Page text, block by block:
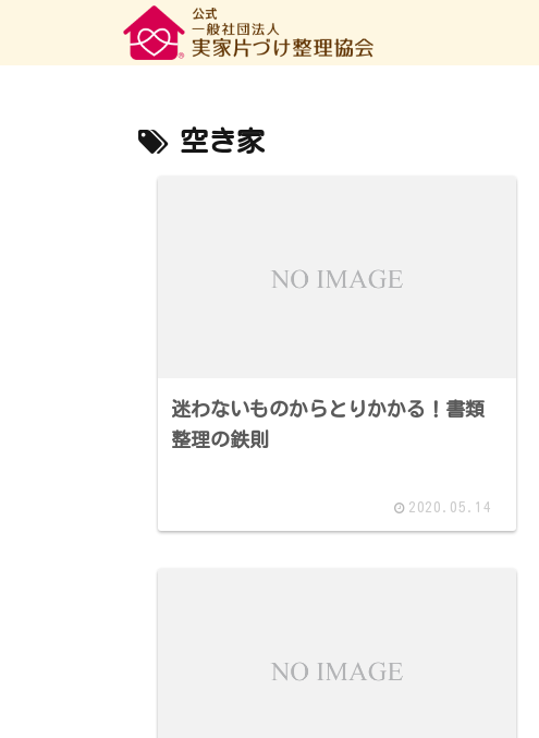
空き家
迷わないものからとりかかる！書類
整理の鉄則
2020.05.14